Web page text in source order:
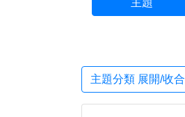
主題
主題分類 展開/收合